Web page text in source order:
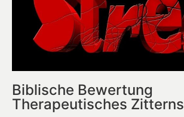
Biblische Bewertung
Therapeutisches Zitterns